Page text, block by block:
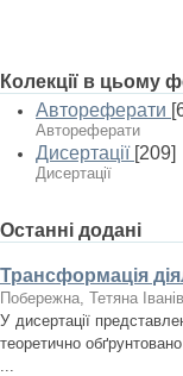
Колекції в цьому
Автореферати
Автореферати
Дисертації [209]
Дисертації
Останні додані
Трансформація
Побережна, Тетяна
У дисертації
теоретично
...